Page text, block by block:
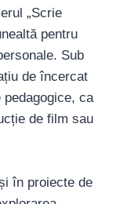
„Scrie
pentru
Sub
de încercat
ca
de film sau
în proiecte de